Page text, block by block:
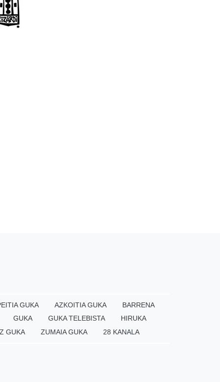
GUKA AZKOITIA GUKA
BARRENA
GUKA
GUKA TELEBISTA
HIRUKA
GUKA
ZUMAIA GUKA 28 KANALA